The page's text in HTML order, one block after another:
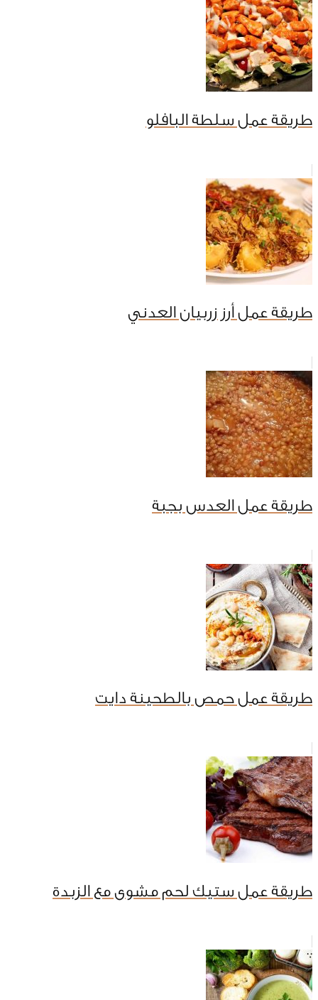
طريقة عمل سلطة البافلو
طريقة عمل أرز زربيان العدني
طريقة عمل العدس بجبة
طريقة عمل حمص بالطحينة دايت
طريقة عمل ستيك لحم مشوى مع الزبدة